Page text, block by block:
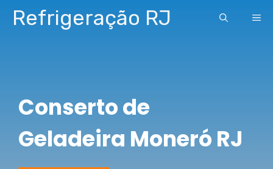
Pular
paraRefrigeração RJ
Conserto de
Geladeira Moneró RJ